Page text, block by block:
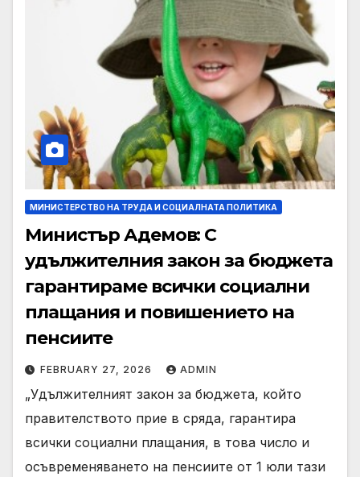
МИНИСТЕРСТВО НА ТРУДА И СОЦИАЛНАТА ПОЛИТИКА
Министър Адемов: С
удължителния закон за бюджета
гарантираме всички социални
плащания и повишението на
пенсиите
FEBRUARY 27, 2026 ADMIN
„Удължителният закон за бюджета, който
правителството прие в сряда, гарантира
всички социални плащания, в това число и
осъвременяването на пенсиите от 1 юли тази